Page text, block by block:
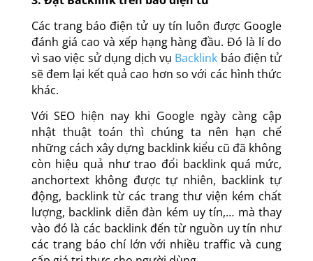
Các trang báo điện tử uy tín luôn được Google
đánh giá cao và xếp hạng hàng đầu. Đó là lí do
vì sao việc sử dụng dịch vụ Backlink báo điện tử
sẽ đem lại kết quả cao hơn so với các hình thức
khác.
Với SEO hiện nay khi Google ngày càng cập
nhật thuật toán thì chúng ta nên hạn chế
những cách xây dựng backlink kiểu cũ đã không
còn hiệu quả như trao đổi backlink quá mức,
anchortext không được tự nhiên, backlink tự
động, backlink từ các trang thư viện kém chất
lượng, backlink diễn đàn kém uy tín,… mà thay
vào đó là các backlink đến từ nguồn uy tín như
các trang báo chí lớn với nhiều traffic và cung